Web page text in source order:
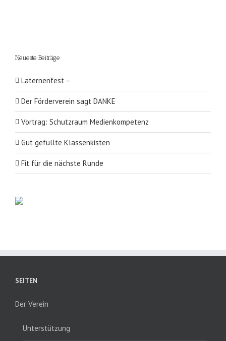
Neueste Beiträge
Laternenfest –
Der Förderverein sagt DANKE
Vortrag: Schutzraum Medienkompetenz
Gut gefüllte Klassenkisten
Fit für die nächste Runde
SEITEN
Der Verein
Unterstützung